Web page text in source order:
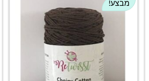
מבצע!